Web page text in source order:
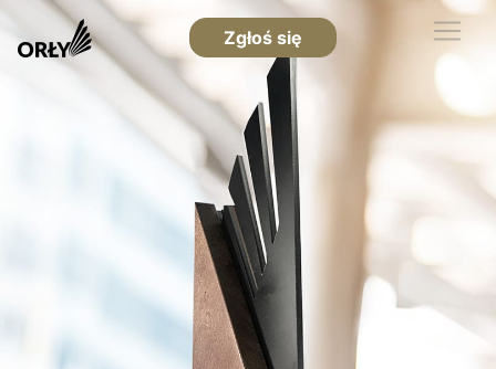
Zgłoś się